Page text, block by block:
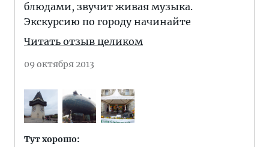
блюдами, звучит живая музыка.
Экскурсию по городу начинайте
Читать отзыв целиком
09 октября 2013
Тут хорошо: